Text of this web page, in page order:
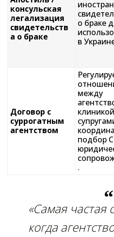
консульская
легализация
свидетельств
а о браке
о браке
в
Договор с
суррогатным
агентством
между
подбор
.
«Самая
когда